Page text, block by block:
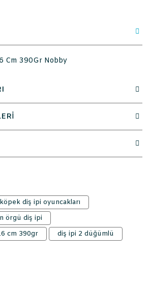
Cm 390Gr Nobby
köpek diş ipi oyuncakları
örgü diş ipi
cm 390gr
diş ipi 2 düğümlü